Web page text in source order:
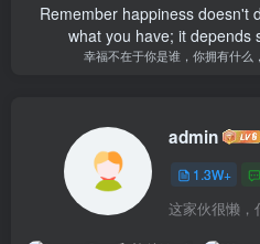
Remember happiness doesn't
what you have; it depends
幸福不在于你是谁，你拥有什么
admin
1.3W+
这家伙很懒，